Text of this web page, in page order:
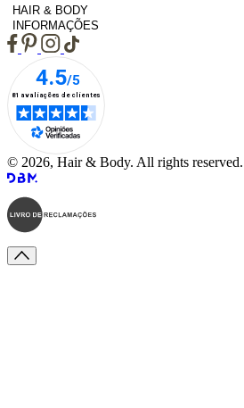
HAIR & BODY
INFORMAÇÕES
© 2026, Hair & Body. All rights reserved.